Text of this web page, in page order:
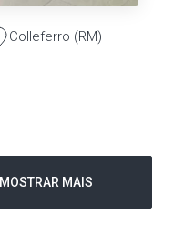
Colleferro (RM)
MOSTRAR MAIS